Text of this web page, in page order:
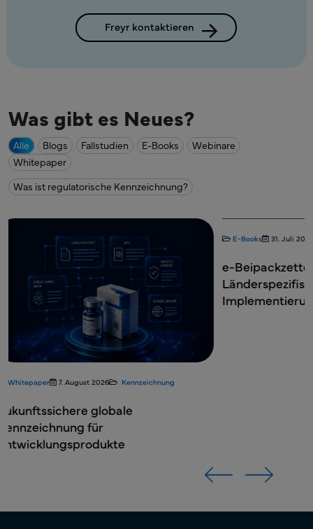
Freyr kontaktieren
Was gibt es Neues?
Alle Blogs Fallstudien E-Books
Webinare
Whitepaper
Was ist regulatorische Kennzeichnung?
31. Juli 2026 Kennzeichnung
e-Beipackzettel Globale Vorschriften:
Länderspezifische Anforderungen und
Implementierungsstrategie
Blogs 2. Juli 2026
CCDS-
Die